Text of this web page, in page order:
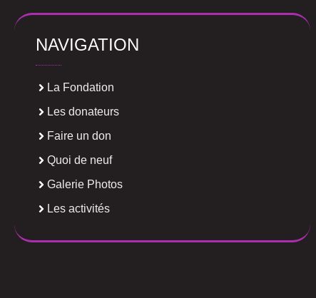
NAVIGATION
La Fondation
Les donateurs
Faire un don
Quoi de neuf
Galerie Photos
Les activités